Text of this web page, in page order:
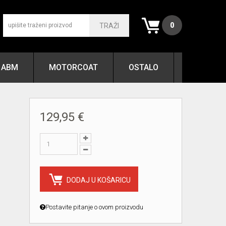
0
TRAŽI
ABM MOTORCOAT OSTALO
129,95 €
DODAJ U KOŠARICU
Postavite pitanje o ovom proizvodu